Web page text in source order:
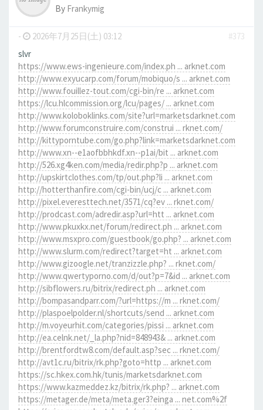
By Frankymig
- 2026年7月25日(土) 03:12
#373
slvr
https://www.ews-ingenieure.com/index.ph ... arknet.com
http://www.exyucarp.com/forum/mobiquo/s ... arknet.com
http://www.fouillez-tout.com/cgi-bin/re ... arknet.com
https://lcu.hlcommission.org/lcu/pages/ ... arknet.com
http://www.koloboklinks.com/site?url=marketsdarknet.com
http://www.forumconstruire.com/construi ... rknet.com/
http://kittyporntube.com/go.php?link=marketsdarknet.com
http://www.xn--e1aofbbhkdf.xn--p1ai/bit ... arknet.com
http://526.xg4ken.com/media/redir.php?p ... arknet.com
http://upskirtclothes.com/tp/out.php?li ... arknet.com
http://hotterthanfire.com/cgi-bin/ucj/c ... arknet.com
http://pixel.everesttech.net/3571/cq?ev ... rknet.com/
http://prodcast.com/adredir.asp?url=htt ... arknet.com
http://www.pkuxkx.net/forum/redirect.ph ... arknet.com
http://www.msxpro.com/guestbook/go.php? ... arknet.com
http://www.slurm.com/redirect?target=ht ... arknet.com
http://www.gizoogle.net/tranzizzle.php? ... rknet.com/
http://www.qwertyporno.com/d/out?p=7&id ... arknet.com
http://sibflowers.ru/bitrix/redirect.ph ... arknet.com
http://bompasandparr.com/?url=https://m ... rknet.com/
http://plaspoelpolder.nl/shortcuts/send ... arknet.com
http://m.voyeurhit.com/categories/pissi ... arknet.com
http://ea.celnk.net/_la.php?nid=848943& ... arknet.com
http://brentfordtw8.com/default.asp?sec ... rknet.com/
http://avt1c.ru/bitrix/rk.php?goto=http ... arknet.com
https://sc.hkex.com.hk/tunis/marketsdarknet.com
https://www.kazmeddez.kz/bitrix/rk.php? ... arknet.com
https://metager.de/meta/meta.ger3?einga ... net.com%2f